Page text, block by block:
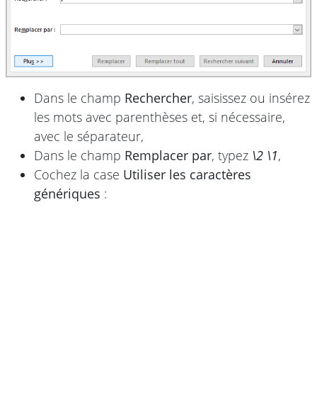
Dans le champ Rechercher, saisissez ou insérez
les mots avec parenthèses et, si nécessaire,
avec le séparateur,
Dans le champ Remplacer par, typez \2 \1,
Cochez la case Utiliser les caractères
génériques :